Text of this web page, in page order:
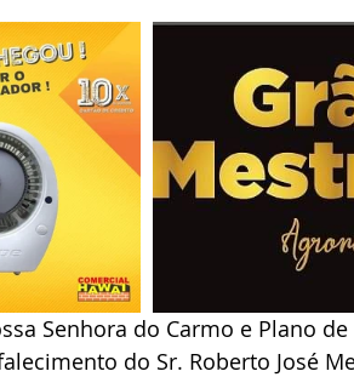
Senhora do Carmo e Plano
do Sr. Roberto José